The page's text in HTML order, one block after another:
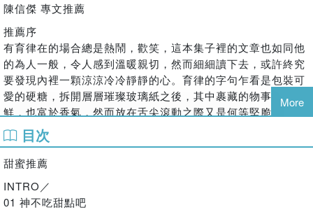
陳信傑 專文推薦
推薦序
有育律在的場合總是熱鬧，歡笑，這本集子裡的文章也如同他
的為人一般，令人感到溫暖親切，然而細細讀下去，或許終究
要發現內裡一顆涼涼冷冷靜靜的心。育律的字句乍看是包裝可
愛的硬糖，拆開層層璀璨玻璃紙之後，其中裹藏的物事也新
鮮，也富於香氣，然而放在舌尖滾動之際又是何等堅脆，近於
冰，並且漸漸流露某種來自果實的淡淡的甜酸。這是反差，是
矛盾，這也是寫作之人大抵必須具備的繁複與曲折。如此一個
有意思的人，無論他在作品裡談及什麼，只要他願意說，我總
──林薇晨（作家）
More
目次
甜蜜推薦
INTRO／
01 神不吃甜點吧